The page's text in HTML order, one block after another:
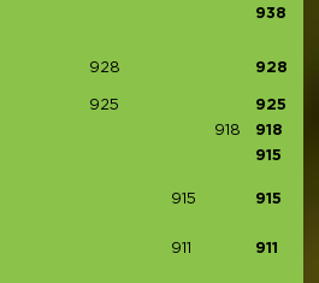
938
928 928
925
925
918
918
915
915 915
911 911